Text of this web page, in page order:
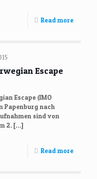
Read more
Escape
Escape (IMO
Papenburg nach
sind von
2. […]
Read more